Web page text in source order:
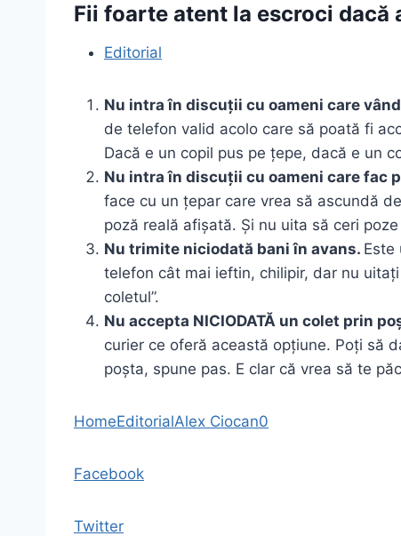
Fii foarte atent la escroci
Editorial
Nu intra în discuții cu oameni care
de telefon valid acolo care să poată fi
Dacă e un copil pus pe țepe, dacă e un
Nu intra în discuții cu oameni care fac
face cu un țepar care vrea să ascundă
poză reală afișată. Și nu uita să ceri
Nu trimite niciodată bani în avans. Este
telefon cât mai ieftin, chilipir, dar nu
coletul”.
Nu accepta NICIODATĂ un colet prin
curier ce oferă această opțiune. Poți să
poșta, spune pas. E clar că vrea să te
HomeEditorialAlex Ciocan0
Facebook
Twitter